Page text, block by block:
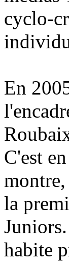
cyclo-
En
C'est
la
habite